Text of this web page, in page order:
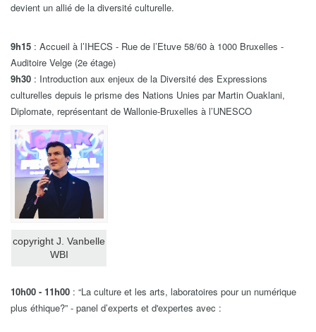
devient un allié de la diversité culturelle.
9h15 : Accueil à l’IHECS - Rue de l’Etuve 58/60 à 1000 Bruxelles -
Auditoire Velge (2e étage)
9h30 : Introduction aux enjeux de la Diversité des Expressions
culturelles depuis le prisme des Nations Unies par Martin Ouaklani,
Diplomate, représentant de Wallonie-Bruxelles à l’UNESCO
copyright J. Vanbelle
WBI
10h00 - 11h00 : “La culture et les arts, laboratoires pour un numérique
plus éthique?” - panel d’experts et d'expertes avec :